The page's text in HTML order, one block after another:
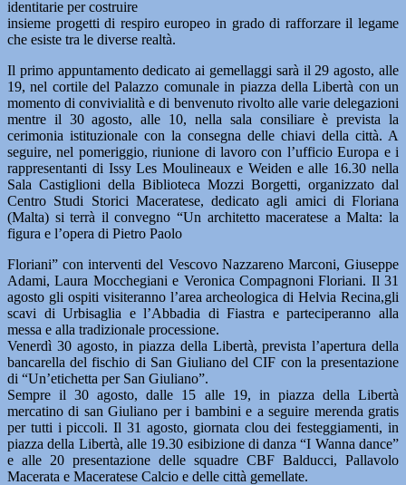
identitarie per costruire
insieme progetti di respiro europeo in grado di rafforzare il legame
che esiste tra le diverse realtà.
Il primo appuntamento dedicato ai gemellaggi sarà il 29 agosto, alle
19, nel cortile del Palazzo comunale in piazza della Libertà con un
momento di convivialità e di benvenuto rivolto alle varie delegazioni
mentre il 30 agosto, alle 10, nella sala consiliare è prevista la
cerimonia istituzionale con la consegna delle chiavi della città. A
seguire, nel pomeriggio, riunione di lavoro con l’ufficio Europa e i
rappresentanti di Issy Les Moulineaux e Weiden e alle 16.30 nella
Sala Castiglioni della Biblioteca Mozzi Borgetti, organizzato dal
Centro Studi Storici Maceratese, dedicato agli amici di Floriana
(Malta) si terrà il convegno “Un architetto maceratese a Malta: la
figura e l’opera di Pietro Paolo
Floriani” con interventi del Vescovo Nazzareno Marconi, Giuseppe
Adami, Laura Mocchegiani e Veronica Compagnoni Floriani. Il 31
agosto gli ospiti visiteranno l’area archeologica di Helvia Recina,gli
scavi di Urbisaglia e l’Abbadia di Fiastra e parteciperanno alla
messa e alla tradizionale processione.
Venerdì 30 agosto, in piazza della Libertà, prevista l’apertura della
bancarella del fischio di San Giuliano del CIF con la presentazione
di “Un’etichetta per San Giuliano”.
Sempre il 30 agosto, dalle 15 alle 19, in piazza della Libertà
mercatino di san Giuliano per i bambini e a seguire merenda gratis
per tutti i piccoli. Il 31 agosto, giornata clou dei festeggiamenti, in
piazza della Libertà, alle 19.30 esibizione di danza “I Wanna dance”
e alle 20 presentazione delle squadre CBF Balducci, Pallavolo
Macerata e Maceratese Calcio e delle città gemellate.